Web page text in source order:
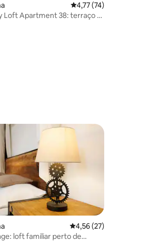
de 5, 87 avaliações4,77 de uma
4,77 (74)
Loft Apartment 38: terraço e
de 5, 180 avaliações
4,56 de uma
4,56 (27)
loft familiar perto de